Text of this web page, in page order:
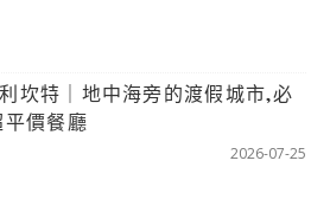
坎特｜地中海旁的渡假城市,必
價餐廳
2026-07-25